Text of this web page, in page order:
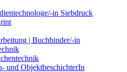
in Siebdruck
| Buchbinder/-in
und ObjektbeschichterIn